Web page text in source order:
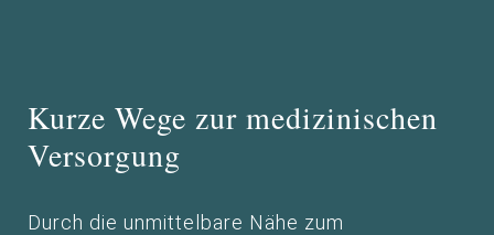
Kurze Wege zur medizinischen
Versorgung
Durch die unmittelbare Nähe zum